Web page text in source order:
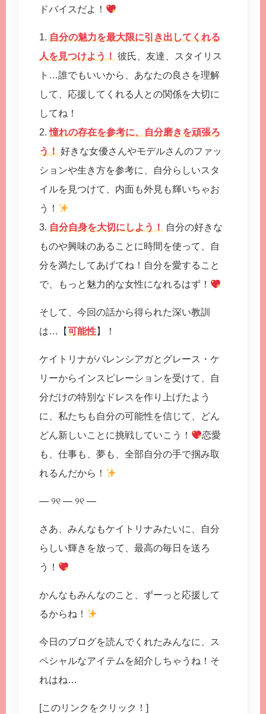
ドバイスだよ！
1. 自分の魅力を最大限に引き出してくれる
人を見つけよう！ 彼氏、友達、スタイリス
ト…誰でもいいから、あなたの良さを理解
して、応援してくれる人との関係を大切に
してね！
2.憧れの存在を参考に、自分磨きを頑張ろ
う！ 好きな女優さんやモデルさんのファッ
ションや生き方を参考に、自分らしいスタ
イルを見つけて、内面も外見も輝いちゃお
う！
3. 自分自身を大切にしよう！ 自分の好きな
ものや興味のあることに時間を使って、自
分を満たしてあげてね！自分を愛すること
で、もっと魅力的な女性になれるはず！
そして、今回の話から得られた深い教訓
は…【可能性】！
ケイトリナがバレンシアガとグレース・ケ
リーからインスピレーションを受けて、自
分だけの特別なドレスを作り上げたよう
に、私たちも自分の可能性を信じて、どん
どん新しいことに挑戦していこう！
恋愛
も、仕事も、夢も、全部自分の手で掴み取
れるんだから！
— ୨୧ — ୨୧ —
さあ、みんなもケイトリナみたいに、自分
らしい輝きを放って、最高の毎日を送ろ
う！
かんなもみんなのこと、ずーっと応援して
るからね！
今日のブログを読んでくれたみんなに、ス
ペシャルなアイテムを紹介しちゃうね！そ
れはね…
[このリンクをクリック！]